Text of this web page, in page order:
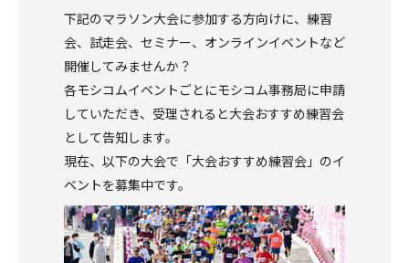
下記のマラソン大会に参加する方向けに、練習
会、試走会、セミナー、オンラインイベントなど
開催してみませんか？
各モシコムイベントごとにモシコム事務局に申請
していただき、受理されると大会おすすめ練習会
として告知します。
現在、以下の大会で「大会おすすめ練習会」のイ
ベントを募集中です。